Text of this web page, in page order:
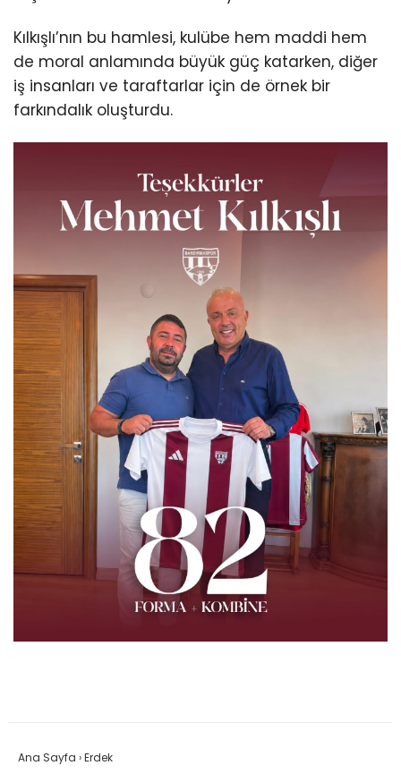
Kılkışlı’nın bu hamlesi, kulübe hem maddi hem
de moral anlamında büyük güç katarken, diğer
iş insanları ve taraftarlar için de örnek bir
farkındalık oluşturdu.
Ana Sayfa ›Erdek